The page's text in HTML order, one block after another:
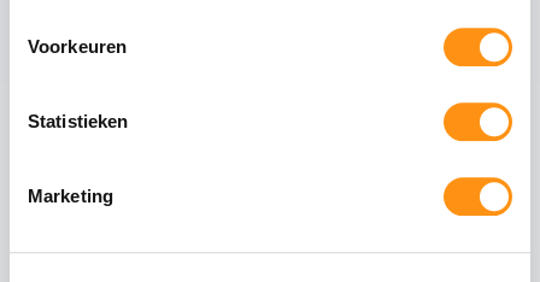
Voorkeuren
Statistieken
Marketing
Gehard glas (ESG - Einscheiben-Sicherheitsglas)
ondergaat een speciaal thermisch proces waarbij
vervolgens snel wordt afgekoeld. Dit creëert een